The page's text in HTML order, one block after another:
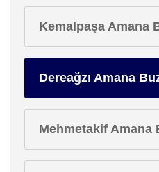
Kemalpaşa Amana
Dereağzı Amana
Mehmetakif Amana